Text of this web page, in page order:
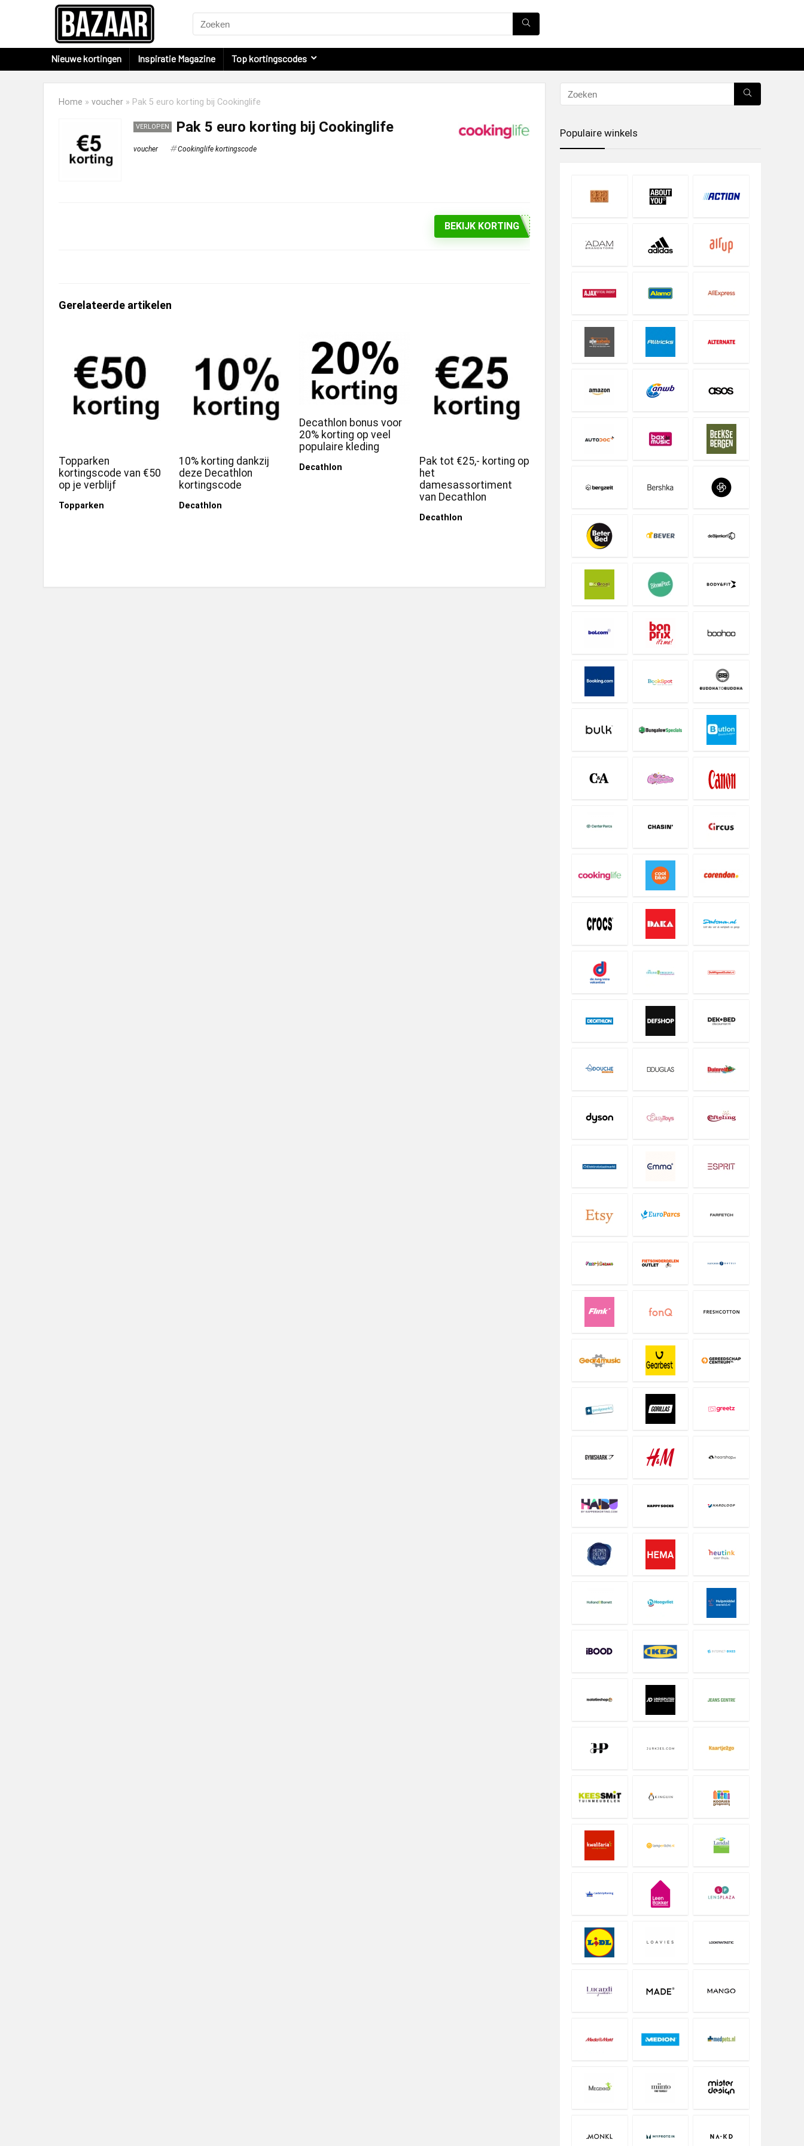
Nieuwe kortingen Inspiratie Magazine Top kortingscodes
Home » voucher » Pak 5 euro korting bij Cookinglife
VERLOPEN Pak 5 euro korting bij Cookinglife
voucher Cookinglife kortingscode
BEKIJK KORTING
Gerelateerde artikelen
Topparken
kortingscode van €50
op je verblijf
Topparken
10% korting dankzij
deze Decathlon
kortingscode
Decathlon
Decathlon bonus voor
20% korting op veel
populaire kleding
Decathlon
Pak tot €25,- korting op
het
damesassortiment
van Decathlon
Decathlon
Populaire winkels